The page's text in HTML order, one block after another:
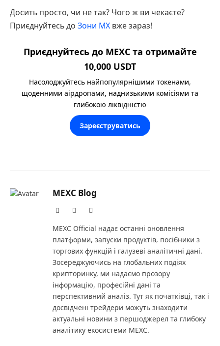
Досить просто, чи не так? Чого ж ви чекаєте?
Приєднуйтесь до Зони MX вже зараз!
Приєднуйтесь до MEXC та отримайте
10,000 USDT
Насолоджуйтесь найпопулярнішими токенами,
щоденними аірдропами, наднизькими комісіями та
глибокою ліквідністю
Зареєструватись
MEXC Blog
Website
MEXC Official надає останні оновлення
платформи, запуски продуктів, посібники з
торгових функцій і галузеві аналітичні дані.
Зосереджуючись на глобальних подіях
крипторинку, ми надаємо прозору
інформацію, професійні дані та
перспективний аналіз. Тут як початківці, так і
досвідчені трейдери можуть знаходити
актуальні новини з першоджерел та глибоку
аналітику екосистеми MEXC.